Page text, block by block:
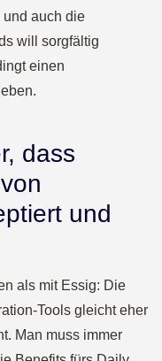
und auch die
will sorgfältig
einen
dass
und
als mit Essig: Die
Tools gleicht eher
Man muss immer